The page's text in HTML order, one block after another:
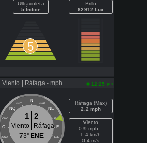
Ultravioleta
5 Índice
5
Brillo
62912 Lux
Viento | Ráfaga - mph 12:25 pm
N
NNO NNE
NO NE
ONO ENE
O E
OSO ESE
1 2
Viento
Ráfaga
73° ENE
Ráfaga (Max)
2.2 mph
Viento
0.9 mph =
1.4 km/h
0.4 m/s